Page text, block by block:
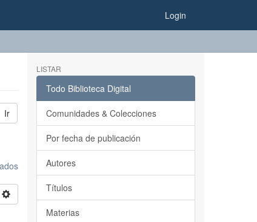
Login
Ir
LISTAR
Todo Biblioteca Digital
Comunidades & Colecciones
Por fecha de publicación
Autores
Títulos
Materias